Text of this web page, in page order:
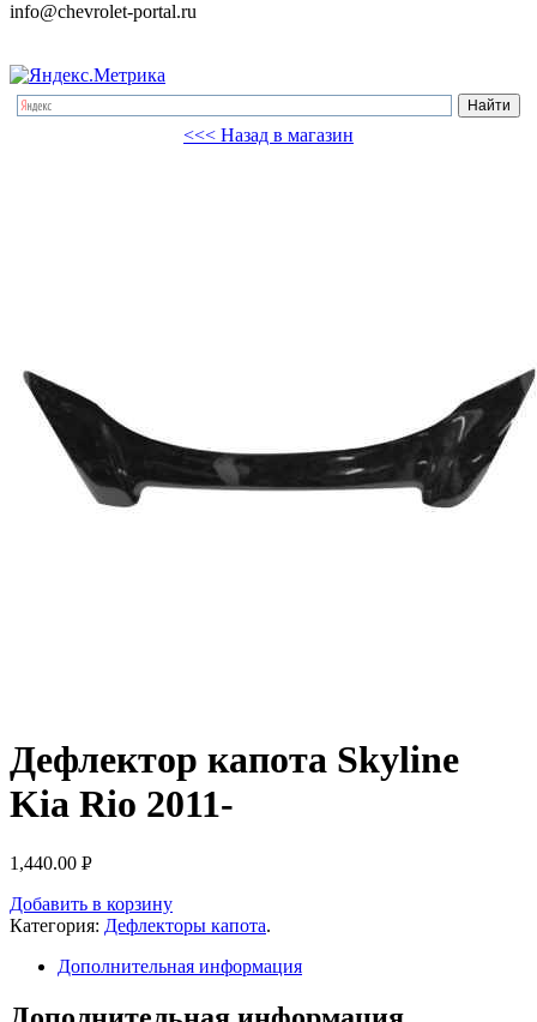
info@chevrolet-portal.ru
<<< Назад в магазин
Дефлектор капота Skyline
Kia Rio 2011-
1,440.00 Р
Добавить в корзину
Категория: Дефлекторы капота.
Дополнительная информация